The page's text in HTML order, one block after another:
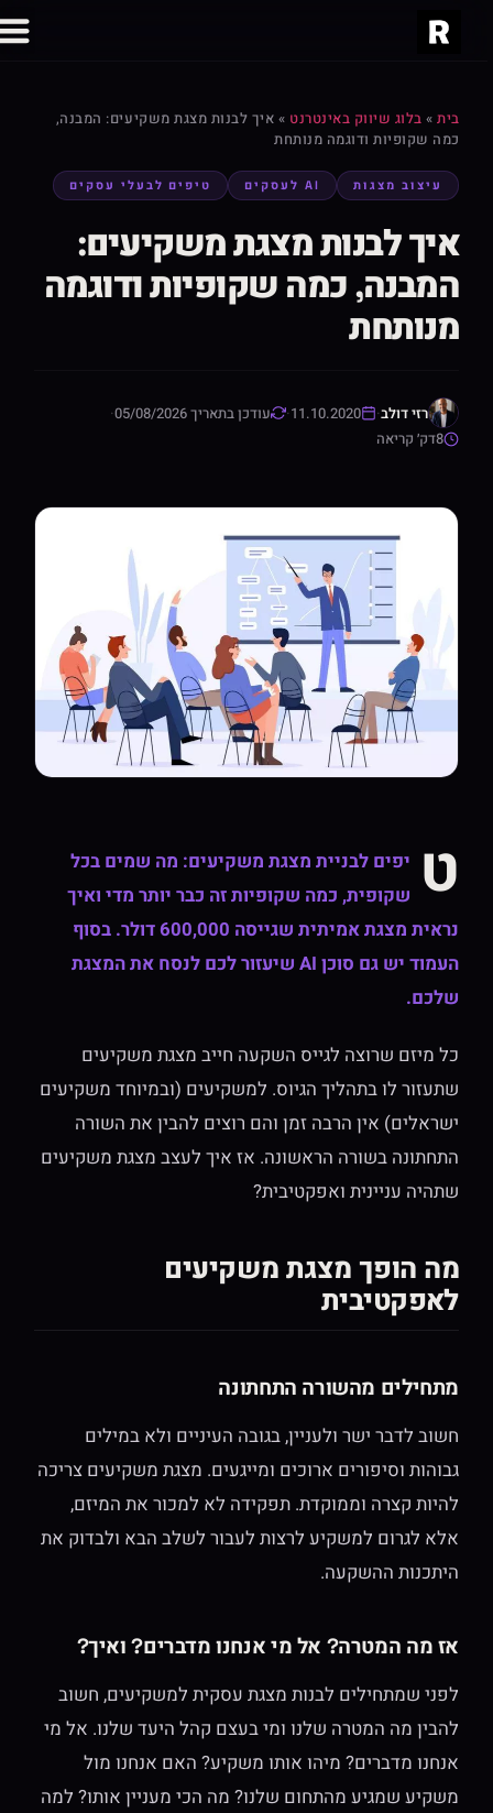
בית»בלוג שיווק באינטרנט»איך לבנות מצגת משקיעים: המבנה,
כמה שקופיות ודוגמה מנותחת
עיצוב מצגות AI לעסקים טיפים לבעלי עסקים
איך לבנות מצגת משקיעים:
המבנה, כמה שקופיות ודוגמה
מנותחת
רזי דולב·
11.10.2020
· עודכן בתאריך 05/08/2026
·
8דק׳ קריאה
ט יפים לבניית מצגת משקיעים: מה שמים בכל
שקופית, כמה שקופיות זה כבר יותר מדי ואיך
נראית מצגת אמיתית שגייסה 600,000 דולר. בסוף
העמוד יש גם סוכן AI שיעזור לכם לנסח את המצגת
שלכם.
כל מיזם שרוצה לגייס השקעה חייב מצגת משקיעים
שתעזור לו בתהליך הגיוס. למשקיעים (ובמיוחד משקיעים
ישראלים) אין הרבה זמן והם רוצים להבין את השורה
התחתונה בשורה הראשונה. אז איך לעצב מצגת משקיעים
שתהיה עניינית ואפקטיבית?
מה הופך מצגת משקיעים
לאפקטיבית
מתחילים מהשורה התחתונה
חשוב לדבר ישר ולעניין, בגובה העיניים ולא במילים
גבוהות וסיפורים ארוכים ומייגעים. מצגת משקיעים צריכה
להיות קצרה וממוקדת. תפקידה לא למכור את המיזם,
אלא לגרום למשקיע לרצות לעבור לשלב הבא ולבדוק את
היתכנות ההשקעה.
אז מה המטרה? אל מי אנחנו מדברים? ואיך?
לפני שמתחילים לבנות מצגת עסקית למשקיעים, חשוב
להבין מה המטרה שלנו ומי בעצם קהל היעד שלנו. אל מי
אנחנו מדברים? מיהו אותו משקיע? האם אנחנו מול
משקיע שמגיע מהתחום שלנו? מה הכי מעניין אותו? למה